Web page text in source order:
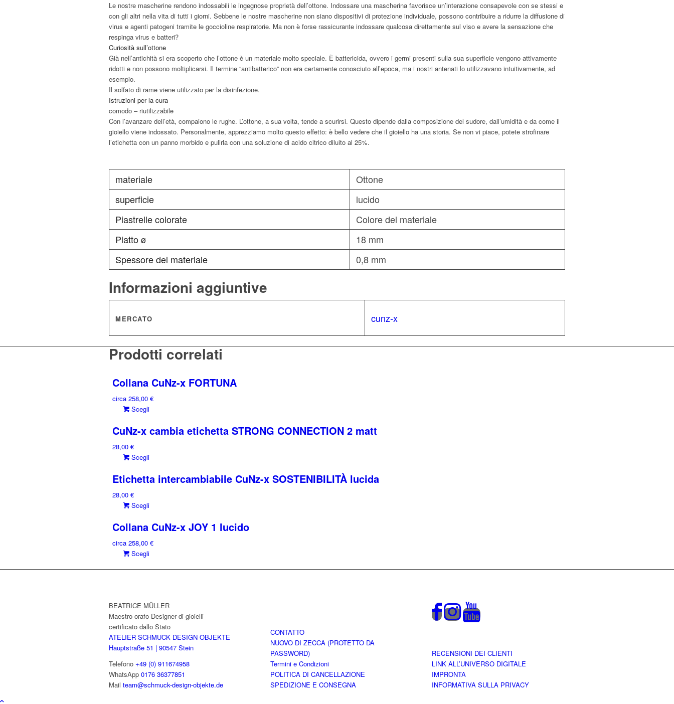
Le nostre mascherine rendono indossabili le ingegnose proprietà dell’ottone. Indossare una mascherina favorisce un’interazione consapevole con se stessi e
con gli altri nella vita di tutti i giorni. Sebbene le nostre mascherine non siano dispositivi di protezione individuale, possono contribuire a ridurre la diffusione di
virus e agenti patogeni tramite le goccioline respiratorie. Ma non è forse rassicurante indossare qualcosa direttamente sul viso e avere la sensazione che
respinga virus e batteri?
Curiosità sull’ottone
Già nell’antichità si era scoperto che l’ottone è un materiale molto speciale. È battericida, ovvero i germi presenti sulla sua superficie vengono attivamente
ridotti e non possono moltiplicarsi. Il termine “antibatterico” non era certamente conosciuto all’epoca, ma i nostri antenati lo utilizzavano intuitivamente, ad
esempio.
Il solfato di rame viene utilizzato per la disinfezione.
Istruzioni per la cura
comodo – riutilizzabile
Con l’avanzare dell’età, compaiono le rughe. L’ottone, a sua volta, tende a scurirsi. Questo dipende dalla composizione del sudore, dall’umidità e da come il
gioiello viene indossato. Personalmente, apprezziamo molto questo effetto: è bello vedere che il gioiello ha una storia. Se non vi piace, potete strofinare
l’etichetta con un panno morbido e pulirla con una soluzione di acido citrico diluito al 25%.
materiale
Ottone
superficie
lucido
Piastrelle colorate
Colore del materiale
Piatto ø
18 mm
Spessore del materiale
0,8 mm
Informazioni aggiuntive
MERCATO cunz-x
Prodotti correlati
Collana CuNz-x FORTUNA
circa 258,00 €
Scegli
ha
possono
pagina
CuNz-x cambia etichetta STRONG CONNECTION 2 matt
28,00 €
Scegli
ha
possono
pagina
Etichetta intercambiabile CuNz-x SOSTENIBILITÀ lucida
28,00 €
Scegli
ha
opzioni
nella
pagina
del
prodotto
Collana CuNz-x JOY 1 lucido
circa 258,00 €
Scegli
Le
opzioni
possono
essere
scelte
pagina
del
prodotto
BEATRICE MÜLLER
Maestro orafo Designer di gioielli
certificato dallo Stato
ATELIER SCHMUCK DESIGN OBJEKTE
Hauptstraße 51 | 90547 Stein
Telefono +49 (0) 911674958
WhatsApp 0176 36377851
Mail team@schmuck-design-objekte.de
CONTATTO
NUOVO DI ZECCA (PROTETTO DA
PASSWORD)
Termini e Condizioni
POLITICA DI CANCELLAZIONE
SPEDIZIONE E CONSEGNA
RECENSIONI DEI CLIENTI
LINK ALL’UNIVERSO DIGITALE
IMPRONTA
INFORMATIVA SULLA PRIVACY